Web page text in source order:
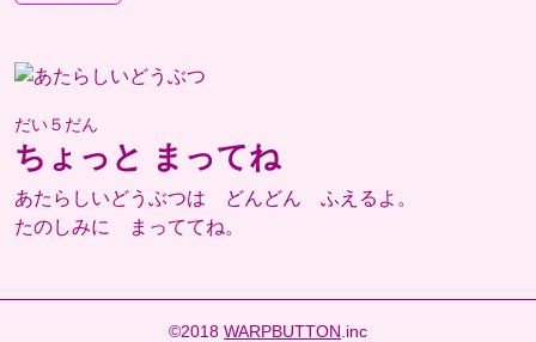
だい５だん
ちょっと まってね
あたらしいどうぶつは どんどん ふえるよ。
たのしみに まっててね。
©2018 WARPBUTTON .inc